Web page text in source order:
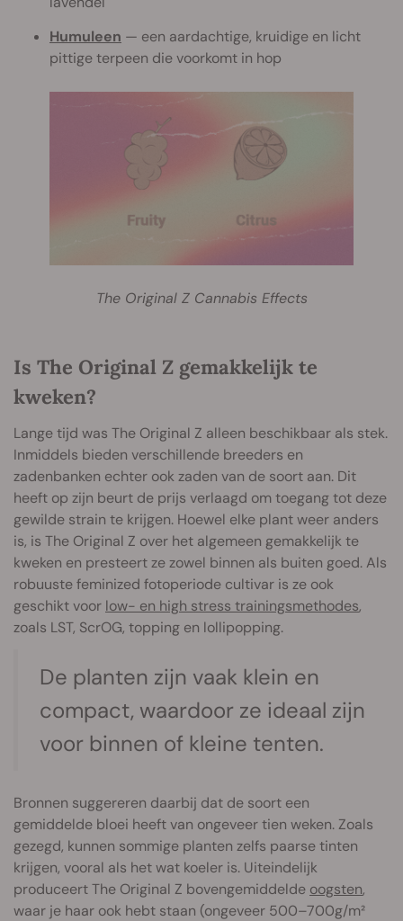
Humuleen — een aardachtige, kruidige en licht
pittige terpeen die voorkomt in hop
The Original Z Cannabis Effects
Is The Original Z gemakkelijk te
kweken?
Lange tijd was The Original Z alleen beschikbaar als stek.
Inmiddels bieden verschillende breeders en
zadenbanken echter ook zaden van de soort aan. Dit
heeft op zijn beurt de prijs verlaagd om toegang tot deze
gewilde strain te krijgen. Hoewel elke plant weer anders
is, is The Original Z over het algemeen gemakkelijk te
kweken en presteert ze zowel binnen als buiten goed. Als
robuuste feminized fotoperiode cultivar is ze ook
geschikt voor low- en high stress trainingsmethodes,
zoals LST, ScrOG, topping en lollipopping.
De planten zijn vaak klein en
compact, waardoor ze ideaal zijn
voor binnen of kleine tenten.
Bronnen suggereren daarbij dat de soort een
gemiddelde bloei heeft van ongeveer tien weken. Zoals
gezegd, kunnen sommige planten zelfs paarse tinten
krijgen, vooral als het wat koeler is. Uiteindelijk
produceert The Original Z bovengemiddelde oogsten,
waar je haar ook hebt staan (ongeveer 500–700g/m²